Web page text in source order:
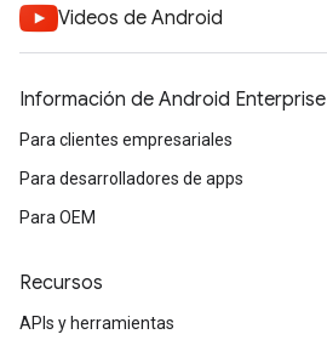
Videos de Android
Información de Android Enterprise
Para clientes empresariales
Para desarrolladores de apps
Para OEM
Recursos
APIs y herramientas